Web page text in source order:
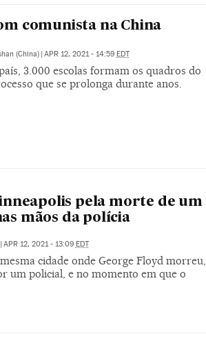
comunista na China
(China) | APR 12, 2021 - 14:59 EDT
3.000 escolas formam os quadros do
que se prolonga durante anos.
pela morte de um
mãos da polícia
APR 12, 2021 - 13:09 EDT
cidade onde George Floyd morreu,
um policial, e no momento em que o